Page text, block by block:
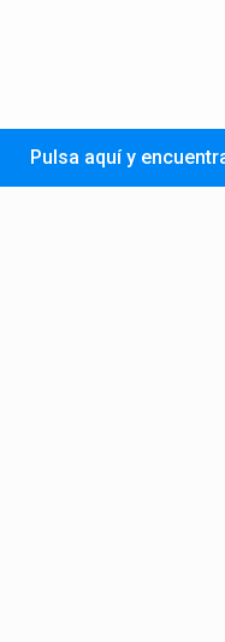
Pulsa aquí y